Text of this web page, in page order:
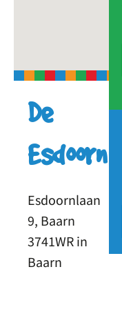
De
Esdoorn
Esdoornlaan
9, Baarn
3741WR in
Baarn